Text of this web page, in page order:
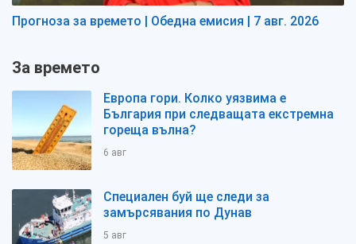
Прогноза за времето | Обедна емисия | 7 авг. 2026
За времето
Европа гори. Колко уязвима е
България при следващата екстремна
гореща вълна?
6 авг
Специален буй ще следи за
замърсявания по Дунав
5 авг